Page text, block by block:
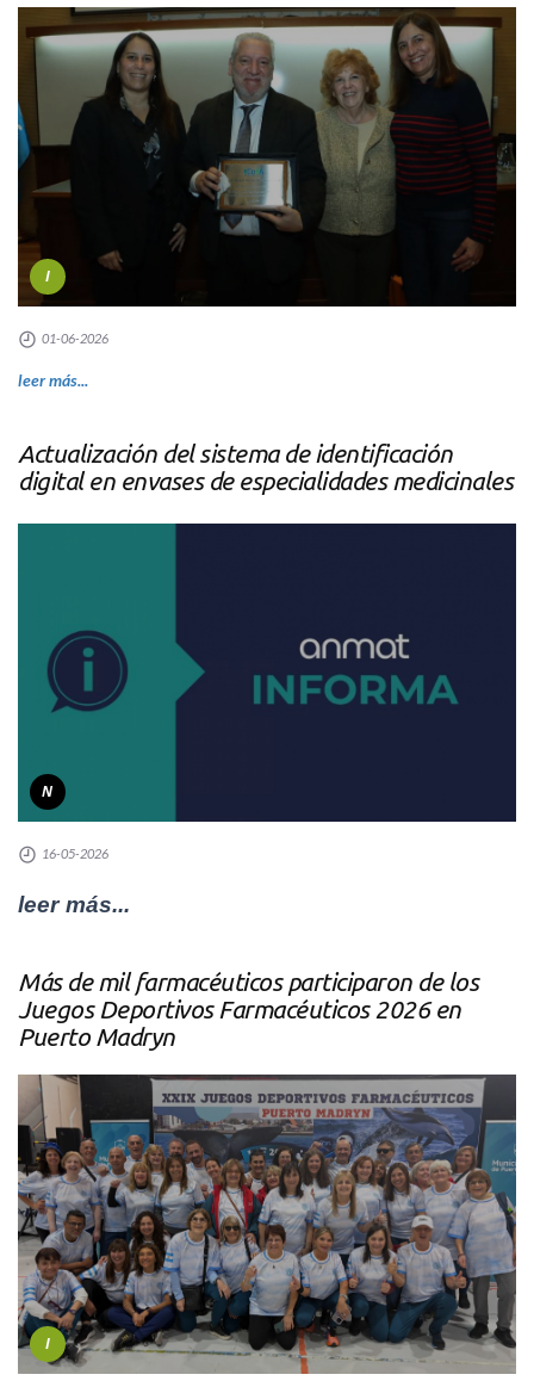
I
01-06-2026
leer más...
Actualización del sistema de identificación
digital en envases de especialidades medicinales
N
16-05-2026
leer más...
Más de mil farmacéuticos participaron de los
Juegos Deportivos Farmacéuticos 2026 en
Puerto Madryn
I